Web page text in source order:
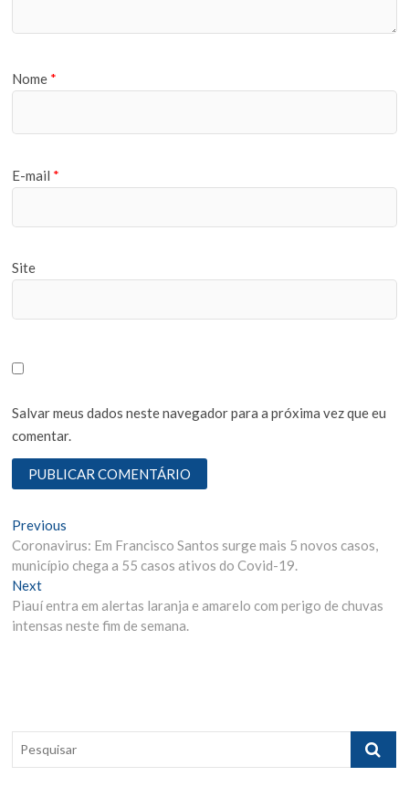
Nome *
E-mail *
Site
Salvar meus dados neste navegador para a próxima vez que eu
comentar.
N
a
v
e
ã
o
Previous
r
e
i
o
t
:
Coronavirus: Em Francisco Santos surge mais 5 novos casos,
município chega a 55 casos ativos do Covid-19.
Next
e
x
:
Piauí entra em alertas laranja e amarelo com perigo de chuvas
intensas neste fim de semana.